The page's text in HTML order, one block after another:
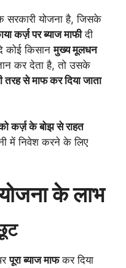
सरकारी योजना है, जिसके
कर्ज़ पर ब्याज माफीदी
कोई किसानमुख्य मूलधन
कर देता है, तो उसके
से माफ कर दिया जाता
कर्ज़ के बोझ से राहत
में निवेश करने के लिए
के लाभ
पूरा ब्याज माफकर दिया